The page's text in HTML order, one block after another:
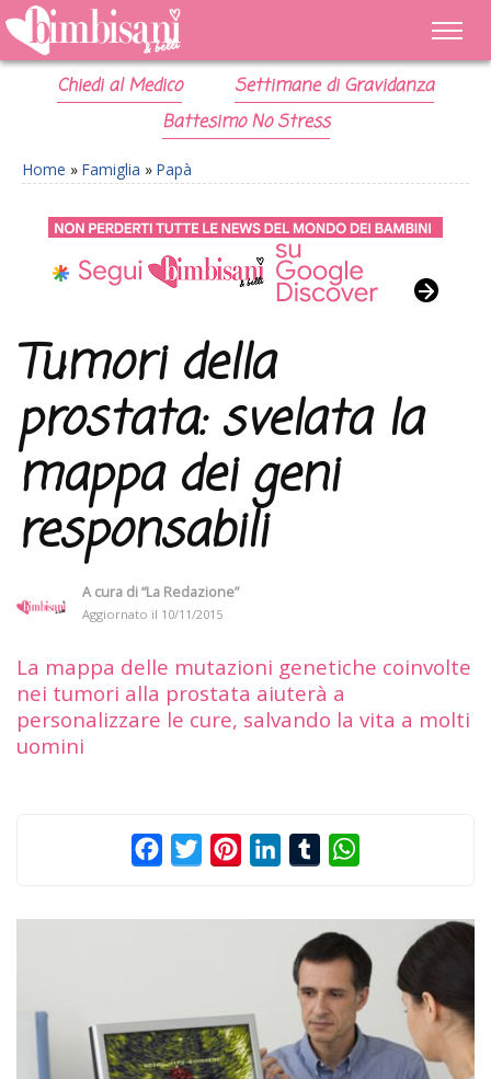
Chiedi al Medico
Settimane di Gravidanza
Battesimo No Stress
Home » Famiglia » Papà
Tumori della
prostata: svelata la
mappa dei geni
responsabili
A cura di“La Redazione”
Aggiornato il 10/11/2015
La mappa delle mutazioni genetiche coinvolte
nei tumori alla prostata aiuterà a
personalizzare le cure, salvando la vita a molti
uomini
FacebookTwitterPinterestLinkedInTumblr